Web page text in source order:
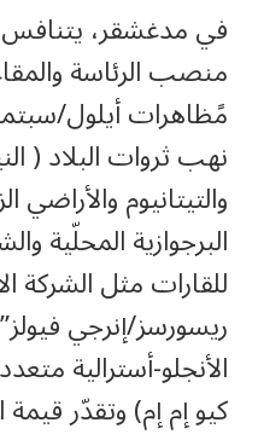
في مدغشقر،
منصب الرئاسة
نهب ثروات البلاد (
والتيتانيوم
البرجوازية المحلّية
للقارات مثل الشركة
ريسورسز/إنرجي
الأنجلو-أسترالية
كيو إم إم) وتقدّر